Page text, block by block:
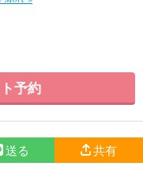
予約
送る 共有